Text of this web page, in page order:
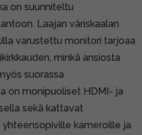
on suunniteltu
Laajan väriskaalan
varustettu monitori tarjoaa
minkä ansiosta
suorassa
on monipuoliset HDMI- ja
sekä kattavat
kameroille ja